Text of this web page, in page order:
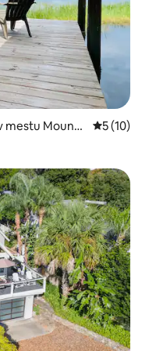
mestu Mount
5 (10)
»Izbira gostov«